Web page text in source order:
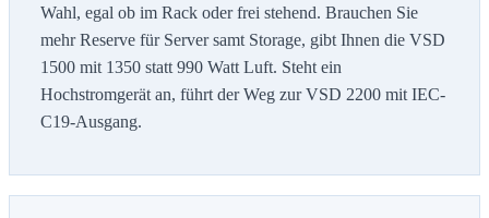
Wahl, egal ob im Rack oder frei stehend. Brauchen Sie
mehr Reserve für Server samt Storage, gibt Ihnen die VSD
1500 mit 1350 statt 990 Watt Luft. Steht ein
Hochstromgerät an, führt der Weg zur VSD 2200 mit IEC-
C19-Ausgang.